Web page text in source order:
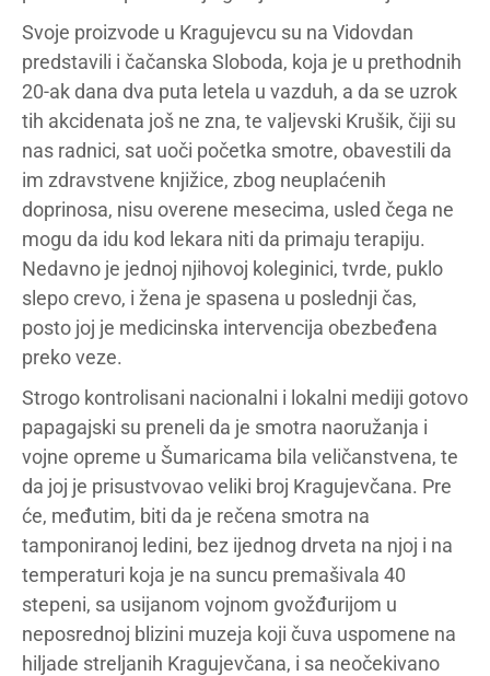
Svoje proizvode u Kragujevcu su na Vidovdan
predstavili i čačanska Sloboda, koja je u prethodnih
20-ak dana dva puta letela u vazduh, a da se uzrok
tih akcidenata još ne zna, te valjevski Krušik, čiji su
nas radnici, sat uoči početka smotre, obavestili da
im zdravstvene knjižice, zbog neuplaćenih
doprinosa, nisu overene mesecima, usled čega ne
mogu da idu kod lekara niti da primaju terapiju.
Nedavno je jednoj njihovoj koleginici, tvrde, puklo
slepo crevo, i žena je spasena u poslednji čas,
posto joj je medicinska intervencija obezbeđena
preko veze.
Strogo kontrolisani nacionalni i lokalni mediji gotovo
papagajski su preneli da je smotra naoružanja i
vojne opreme u Šumaricama bila veličanstvena, te
da joj je prisustvovao veliki broj Kragujevčana. Pre
će, međutim, biti da je rečena smotra na
tamponiranoj ledini, bez ijednog drveta na njoj i na
temperaturi koja je na suncu premašivala 40
stepeni, sa usijanom vojnom gvožđurijom u
neposrednoj blizini muzeja koji čuva uspomene na
hiljade streljanih Kragujevčana, i sa neočekivano